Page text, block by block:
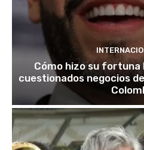
Cómo hizo su fortuna
cuestionados negocios